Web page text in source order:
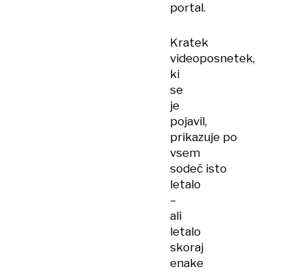
portal.
Kratek
videoposnetek,
ki
se
je
pojavil,
prikazuje po
vsem
sodeč isto
letalo
–
ali
letalo
skoraj
enake